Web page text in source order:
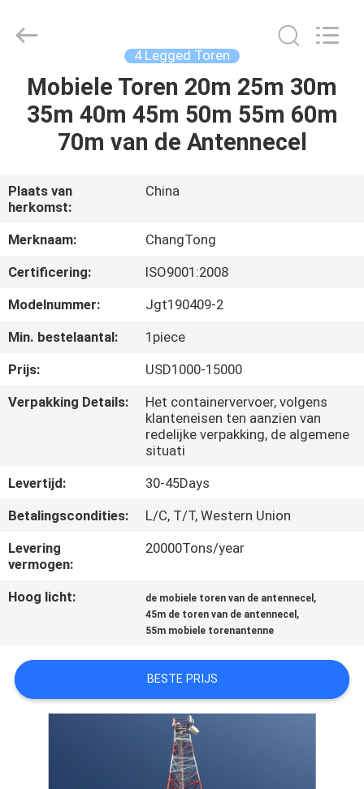
HUIS
PRODUCTEN
ONGEVEER
ONS
FABRIEKSREIS
CONTACTEER
ONS
VERZOEK
EEN
CITAAT
PRIVACY
POLICY
Structure
Reserved.
4 Legged Toren
Mobiele Toren 20m 25m 30m
35m 40m 45m 50m 55m 60m
70m van de Antennecel
Plaats van
herkomst:
China
Merknaam:
ChangTong
Certificering:
ISO9001:2008
Modelnummer:
Jgt190409-2
Min. bestelaantal:
1piece
Prijs:
USD1000-15000
Verpakking Details:
Het containervervoer, volgens
klanteneisen ten aanzien van
redelijke verpakking, de algemene
situati
Levertijd:
30-45Days
Betalingscondities:
L/C, T/T, Western Union
Levering
vermogen:
20000Tons/year
Hoog licht: de mobiele toren van de antennecel ,
45m de toren van de antennecel ,
55m mobiele torenantenne
BESTE PRIJS